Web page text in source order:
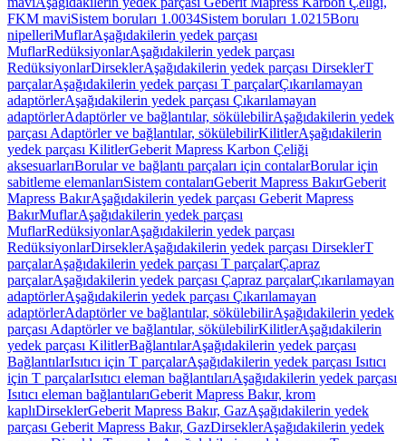
FKM maviSistem boruları 1.0034Sistem boruları 1.0215Boru
nipelleriMuflarAşağıdakilerin yedek parçası
MuflarRedüksiyonlarAşağıdakilerin yedek parçası
RedüksiyonlarDirseklerAşağıdakilerin yedek parçası DirseklerT
parçalarAşağıdakilerin yedek parçası T parçalarÇıkarılamayan
adaptörlerAşağıdakilerin yedek parçası Çıkarılamayan
adaptörlerAdaptörler ve bağlantılar, sökülebilirAşağıdakilerin yedek
parçası Adaptörler ve bağlantılar, sökülebilirKilitlerAşağıdakilerin
yedek parçası KilitlerGeberit Mapress Karbon Çeliği
aksesuarlarıBorular ve bağlantı parçaları için contalarBorular için
sabitleme elemanlarıSistem contalarıGeberit Mapress BakırGeberit
Mapress BakırAşağıdakilerin yedek parçası Geberit Mapress
BakırMuflarAşağıdakilerin yedek parçası
MuflarRedüksiyonlarAşağıdakilerin yedek parçası
RedüksiyonlarDirseklerAşağıdakilerin yedek parçası DirseklerT
parçalarAşağıdakilerin yedek parçası T parçalarÇapraz
parçalarAşağıdakilerin yedek parçası Çapraz parçalarÇıkarılamayan
adaptörlerAşağıdakilerin yedek parçası Çıkarılamayan
adaptörlerAdaptörler ve bağlantılar, sökülebilirAşağıdakilerin yedek
parçası Adaptörler ve bağlantılar, sökülebilirKilitlerAşağıdakilerin
yedek parçası KilitlerBağlantılarAşağıdakilerin yedek parçası
BağlantılarIsıtıcı için T parçalarAşağıdakilerin yedek parçası Isıtıcı
için T parçalarIsıtıcı eleman bağlantılarıAşağıdakilerin yedek parçası
Isıtıcı eleman bağlantılarıGeberit Mapress Bakır, krom
kaplıDirseklerGeberit Mapress Bakır, GazAşağıdakilerin yedek
parçası Geberit Mapress Bakır, GazDirseklerAşağıdakilerin yedek